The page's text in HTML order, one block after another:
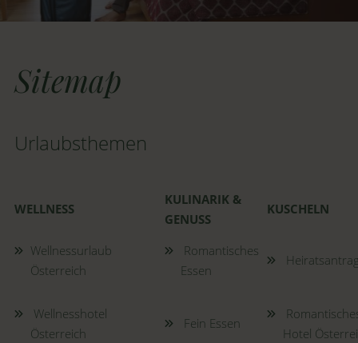
Sitemap
Urlaubsthemen
WELLNESS
KULINARIK &
GENUSS
KUSCHELN
Wellnessurlaub
Österreich
Romantisches
Essen
Wellnesshotel
Österreich
Fein Essen
Hotel